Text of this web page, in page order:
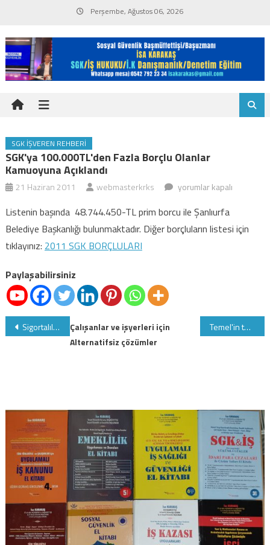
content
Perşembe, Ağustos 06, 2026
SGK İŞVEREN REHBERI
SGK'ya 100.000TL'den Fazla Borçlu Olanlar
Kamuoyuna Açıklandı
21 Haziran 2011 webmasterkrks
SGK'ya
fazla
borçlu
yorumlar kapalı
Listenin başında 48.744.450-TL prim borcu ile Şanlıurfa
Belediye Başkanlığı bulunmaktadır. Diğer borçluların listesi için
tıklayınız: 2011 SGK BORÇLULARI
Paylaşabilirsiniz
Yazı
gezinmesi
Sigortalıların yol ve gündelik giderlerinin SGK tarafından karşılanmasının usul ve esasları Temel'in tekniği
Çalışanlar ve işyerleri için
Alternatifsiz çözümler